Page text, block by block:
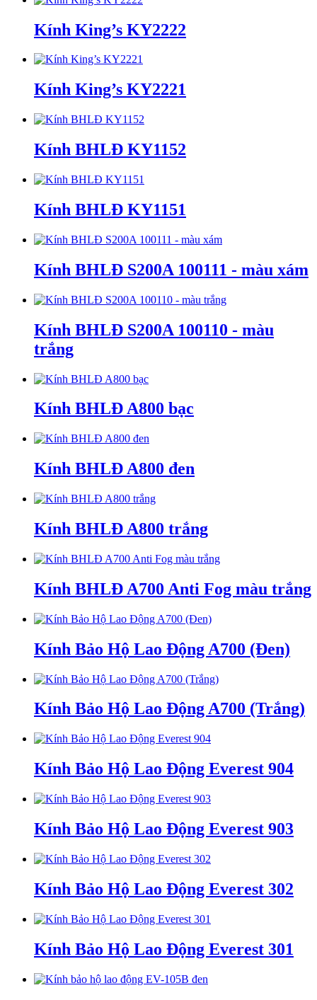
Kính King’s KY2222
Kính King’s KY2221
Kính BHLĐ KY1152
Kính BHLĐ KY1151
Kính BHLĐ S200A 100111 - màu xám
Kính BHLĐ S200A 100110 - màu
trắng
Kính BHLĐ A800 bạc
Kính BHLĐ A800 đen
Kính BHLĐ A800 trắng
Kính BHLĐ A700 Anti Fog màu trắng
Kính Bảo Hộ Lao Động A700 (Đen)
Kính Bảo Hộ Lao Động A700 (Trắng)
Kính Bảo Hộ Lao Động Everest 904
Kính Bảo Hộ Lao Động Everest 903
Kính Bảo Hộ Lao Động Everest 302
Kính Bảo Hộ Lao Động Everest 301